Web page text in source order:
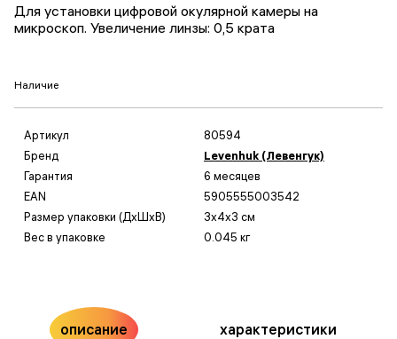
Для установки цифровой окулярной камеры на
микроскоп. Увеличение линзы: 0,5 крата
Наличие
Артикул
80594
Бренд
Levenhuk (Левенгук)
Гарантия
6 месяцев
EAN
5905555003542
Размер упаковки (ДxШxВ)
3x4x3 см
Вес в упаковке
0.045 кг
описание характеристики